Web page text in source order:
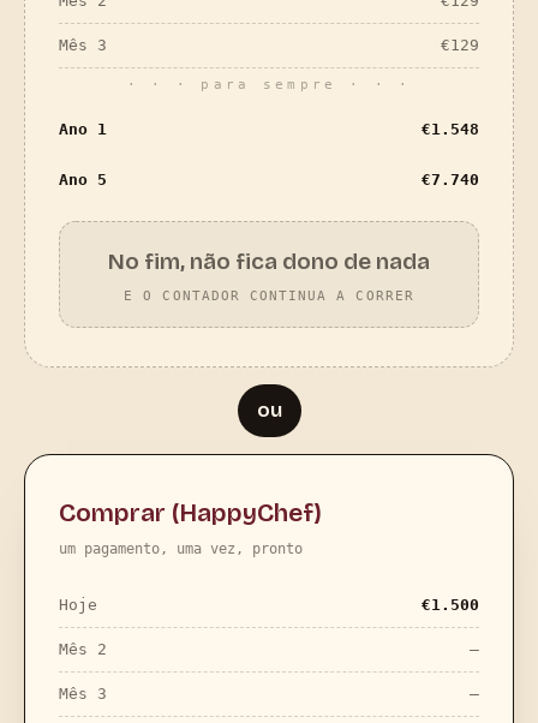
Mês 3 €129
· · · para sempre · · ·
Ano 1 €1.548
Ano 5 €7.740
No fim, não fica dono de nada
E O CONTADOR CONTINUA A CORRER
ou
Comprar (HappyChef)
um pagamento, uma vez, pronto
Hoje €1.500
Mês 2 —
Mês 3 —